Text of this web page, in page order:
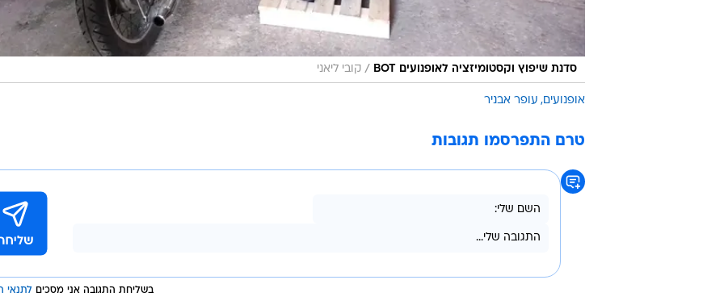
סדנת שיפוץ וקסטומיזציה לאופנועים BOT / קובי ליאני
אופנועים עופר אבניר
טרם התפרסמו תגובות
בשליחת התגובה אני מסכים לתנאי